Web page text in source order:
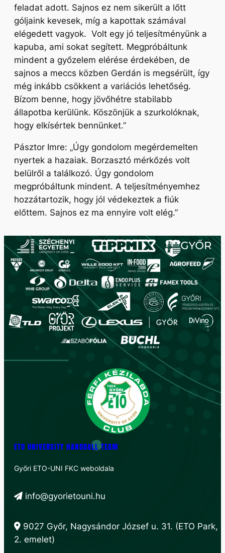
feladat adott. Sajnos ez nem sikerült a lőtt
góljaink kevesek, míg a kapottak számával
elégedett vagyok. Volt egy jó teljesítményünk a
kapuba, ami sokat segített. Megpróbáltunk
mindent a győzelem elérése érdekében, de
sajnos a meccs közben Gerdán is megsérült, így
még inkább csökkent a variációs lehetőség.
Bízom benne, hogy jövőhétre stabilabb
állapotba kerülünk. Köszönjük a szurkolóknak,
hogy elkísértek bennünket.”
Pásztor Imre: „Úgy gondolom megérdemelten
nyertek a hazaiak. Borzasztó mérkőzés volt
belülről a találkozó. Úgy gondolom
megpróbáltunk mindent. A teljesítményemhez
hozzátartozik, hogy jól védekeztek a fiúk
előttem. Sajnos ez ma ennyire volt elég.”
ETO UNIVERSITY HANDBALL TEAM
Győri ETO-UNI FKC weboldala
info@gyorietouni.hu
9027 Győr, Nagysándor József u. 31. (ETO Park,
2. emelet)